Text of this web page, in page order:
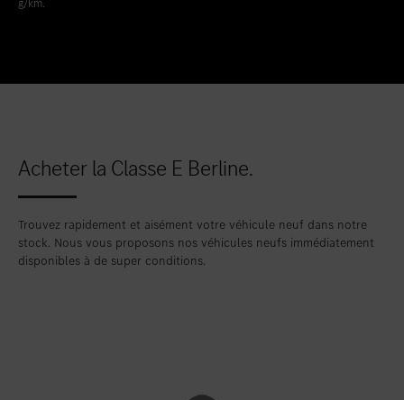
g/km.
Acheter la Classe E Berline.
Trouvez rapidement et aisément votre véhicule neuf dans notre
stock. Nous vous proposons nos véhicules neufs immédiatement
disponibles à de super conditions.